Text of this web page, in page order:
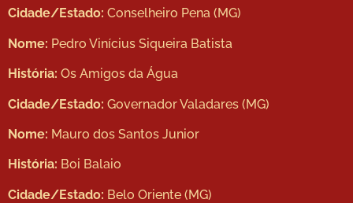
Cidade/Estado: Conselheiro Pena (MG)
Nome: Pedro Vinícius Siqueira Batista
História: Os Amigos da Água
Cidade/Estado: Governador Valadares (MG)
Nome: Mauro dos Santos Junior
História: Boi Balaio
Cidade/Estado: Belo Oriente (MG)